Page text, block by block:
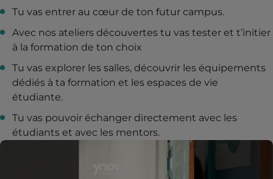
Tu vas entrer au cœur de ton futur campus.
Avec nos ateliers découvertes tu vas tester et t’initier
à la formation de ton choix
Tu vas explorer les salles, découvrir les équipements
dédiés à ta formation et les espaces de vie
étudiante.
Tu vas pouvoir échanger directement avec les
étudiants et avec les mentors.